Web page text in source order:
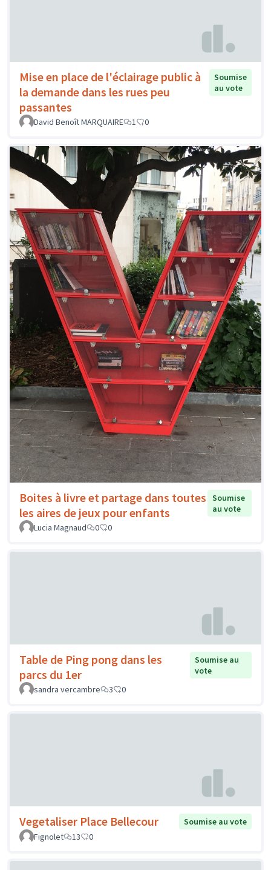
Mise en place de l'éclairage public à
la demande dans les rues peu
passantes
Soumise
au vote
David Benoît MARQUAIRE 1 0
Boites à livre et partage dans toutes
les aires de jeux pour enfants
Soumise
au vote
Lucia Magnaud
0 0
Table de Ping pong dans les
parcs du 1er
Soumise au
vote
sandra vercambre
3 0
Vegetaliser Place Bellecour
Soumise au vote
Fignolet
13 0